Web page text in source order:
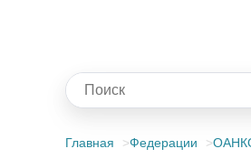
Главная Федерации